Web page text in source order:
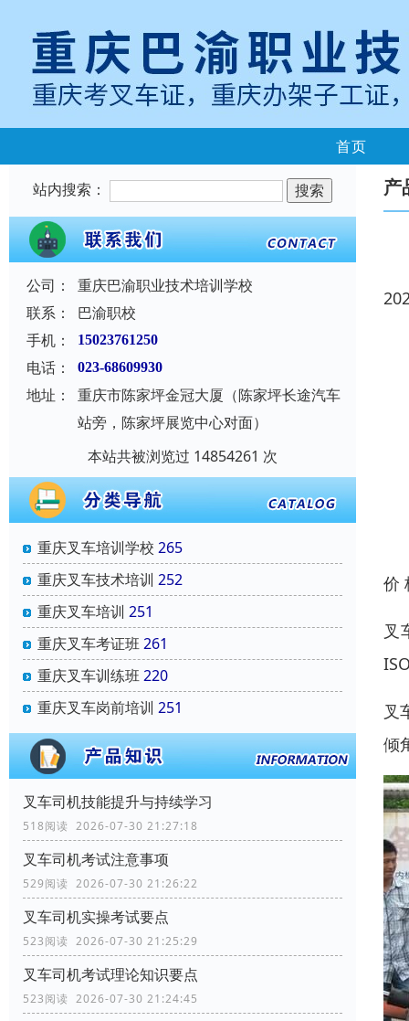
首页
站内搜索：
公司：
重庆巴渝职业技术培训学校
联系：
巴渝职校
手机：
15023761250
电话： 023-68609930
地址：
重庆市陈家坪金冠大厦（陈家坪长途汽车
站旁，陈家坪展览中心对面）
本站共被浏览过 14854261 次
重庆叉车培训学校 265
重庆叉车技术培训 252
重庆叉车培训 251
重庆叉车考证班261
重庆叉车训练班220
重庆叉车岗前培训 251
叉车司机技能提升与持续学习
518阅读 2026-07-30 21:27:18
叉车司机考试注意事项
529阅读 2026-07-30 21:26:22
叉车司机实操考试要点
523阅读 2026-07-30 21:25:29
叉车司机考试理论知识要点
523阅读 2026-07-30 21:24:45
产
价
叉
叉
倾